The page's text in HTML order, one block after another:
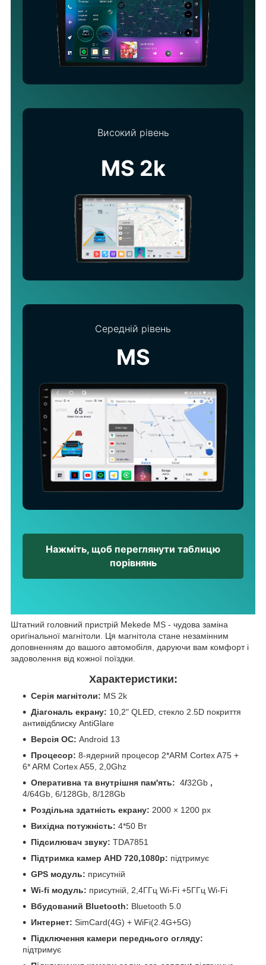
Високий рівень
MS 2k
Середній рівень
MS
Нажміть, щоб переглянути таблицю
порівнянь
Штатний головний пристрій Mekede MS - чудова заміна
оригінальної магнітоли. Ця магнітола стане незамінним
доповненням до вашого автомобіля, даруючи вам комфорт і
задоволення від кожної поїздки.
Характеристики:
Серія магнітоли: MS 2k
Діагональ екрану: 10,2" QLED, стекло 2.5D покриття
антивідблиску AntiGlare
Версія ОС: Android 13
Процесор: 8-ядерний процесор 2*ARM Cortex A75 +
6* ARM Cortex A55, 2,0Ghz
Оперативна та внутрішня пам'ять: 4/32Gb ,
4/64Gb, 6/128Gb, 8/128Gb
Роздільна здатність екрану: 2000 × 1200 px
Вихідна потужність: 4*50 Вт
Підсилювач звуку: TDA7851
Підтримка камер AHD 720,1080р: підтримує
GPS модуль: присутній
Wi-fi модуль: присутній, 2,4ГГц Wi-Fi +5ГГц Wi-Fi
Вбудований Bluetooth: Bluetooth 5.0
Интернет: SimCard(4G) + WiFi(2.4G+5G)
Підключення камери переднього огляду:
підтримує